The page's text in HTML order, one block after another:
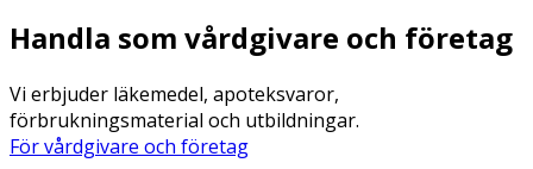
Handla som vårdgivare och företag
Vi erbjuder läkemedel, apoteksvaror,
förbrukningsmaterial och utbildningar.
För vårdgivare och företag